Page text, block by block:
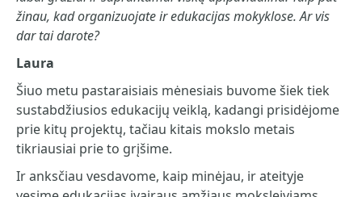
žinau, kad organizuojate ir edukacijas mokyklose. Ar vis
dar tai darote?
Laura
Šiuo metu pastaraisiais mėnesiais buvome šiek tiek
sustabdžiusios edukacijų veiklą, kadangi prisidėjome
prie kitų projektų, tačiau kitais mokslo metais
tikriausiai prie to grįšime.
Ir anksčiau vesdavome, kaip minėjau, ir ateityje